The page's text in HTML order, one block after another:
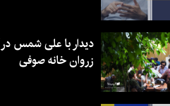
دیدار با علی شمس
زروان خانه صوفی